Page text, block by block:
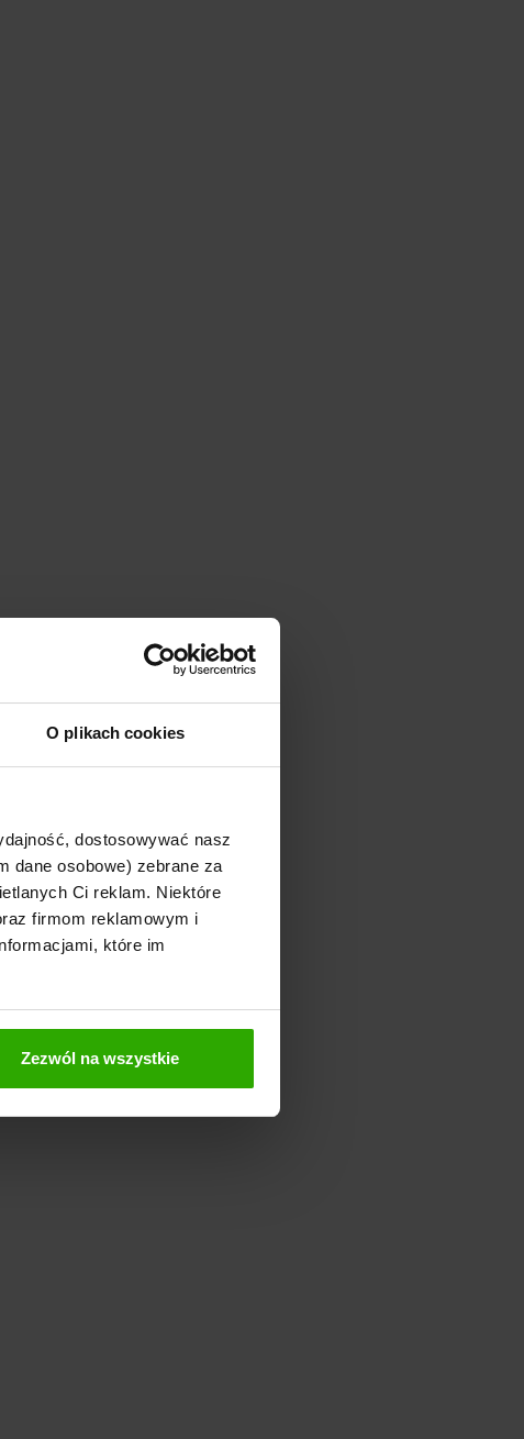
O plikach cookies
dostosowywać nasz
dane osobowe) zebrane za
Ci reklam. Niektóre
firmom reklamowym i
które im
Zezwól na wszystkie